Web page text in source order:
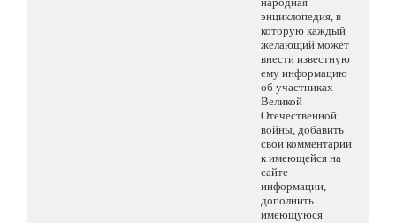
энциклопедия, в
которую каждый
желающий может
внести известную
ему информацию
об участниках
Великой
Отечественной
войны, добавить
свои комментарии
к имеющейся на
сайте
информации,
дополнить
имеющуюся